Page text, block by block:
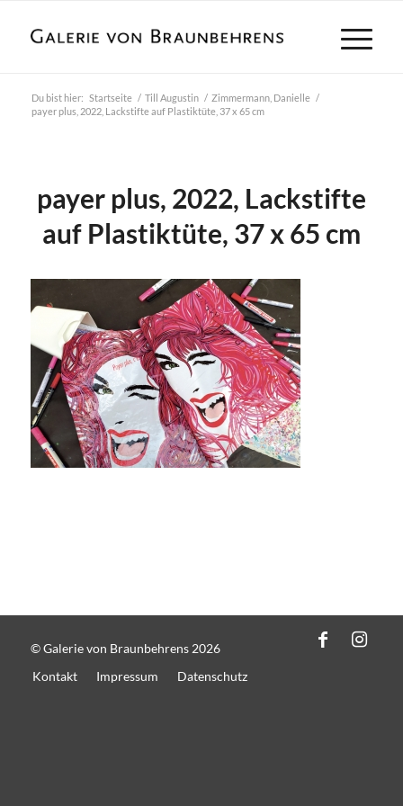
Du bist hier: Startseite / Till Augustin / Zimmermann, Danielle /
payer plus, 2022, Lackstifte auf Plastiktüte, 37 x 65 cm
payer plus, 2022, Lackstifte
auf Plastiktüte, 37 x 65 cm
© Galerie von Braunbehrens 2026
Kontakt
Impressum Datenschutz